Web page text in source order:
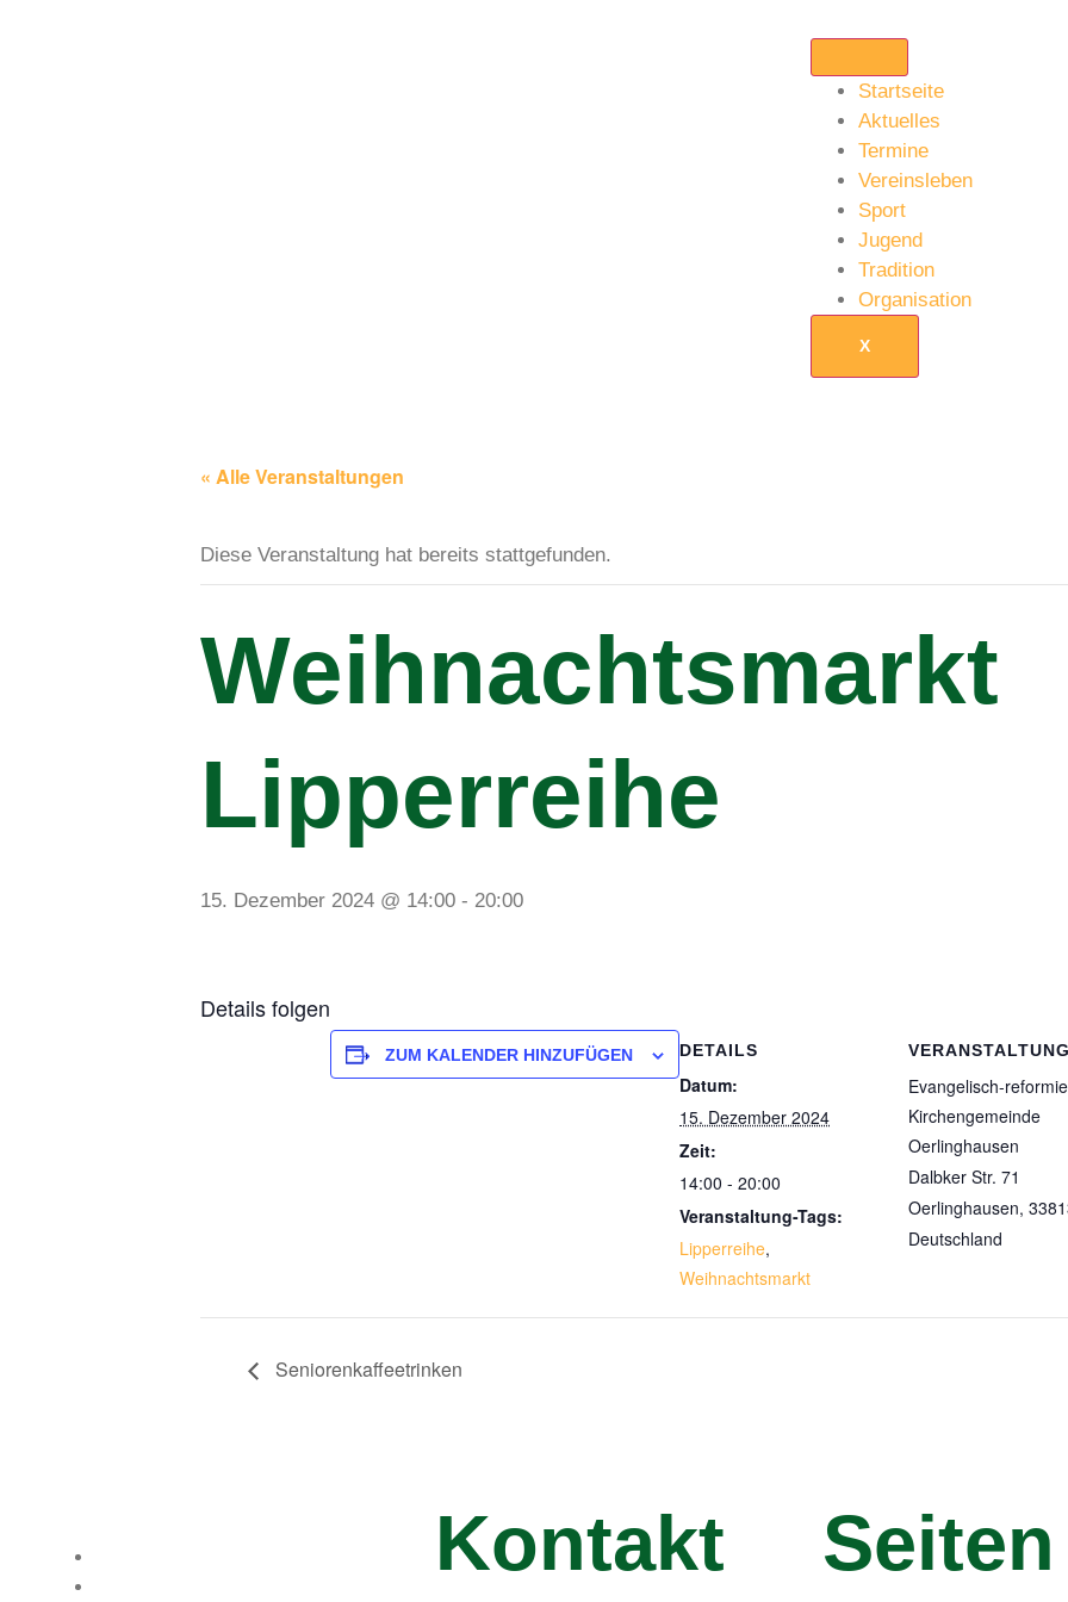
Startseite
Aktuelles
Termine
Vereinsleben
Sport
Jugend
Tradition
Organisation
X
« Alle Veranstaltungen
Diese Veranstaltung hat bereits stattgefunden.
Weihnachtsmarkt
Lipperreihe
15. Dezember 2024 @ 14:00 - 20:00
Details folgen
ZUM KALENDER HINZUFÜGEN DETAILS
Datum:
15. Dezember 2024
Zeit:
14:00 - 20:00
Veranstaltung-Tags:
Lipperreihe,
Weihnachtsmarkt
Evangelisch-
Kirchengemeinde
Oerlinghausen
Dalbker Str. 71
Oerlinghausen,
Deutschland
Seniorenkaffeetrinken
Kontakt Seiten